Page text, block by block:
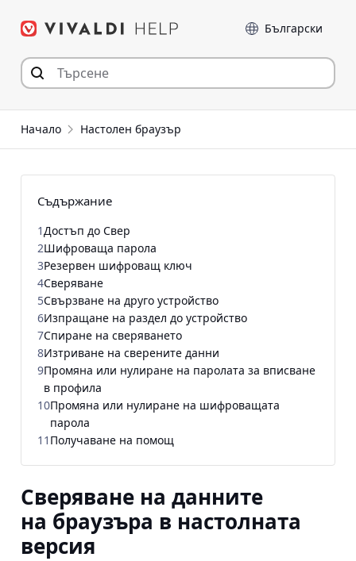
към съдържанието
Език
Начало Настолен браузър
Сверяване на данните
на браузъра в настолната
версия
Съдържание
1Достъп до Свер
2Шифроваща парола
3Резервен шифроващ ключ
4Сверяване
5Свързване на друго устройство
6Изпращане на раздел до устройство
7Спиране на сверяването
8Изтриване на сверените данни
9Промяна или нулиране на паролата за вписване
в профила
10Промяна или нулиране на шифроващата
парола
11 Получаване на помощ